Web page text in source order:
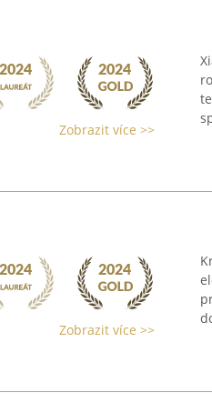
Zobrazit více >>
Zobrazit více >>